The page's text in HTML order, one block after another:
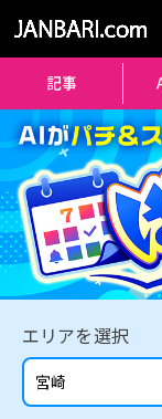
エリアを選択